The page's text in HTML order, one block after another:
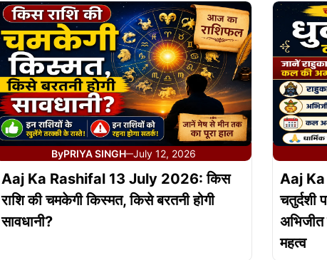
ByPRIYA SINGH—July 12, 2026
Aaj Ka Rashifal 13 July 2026: किस
राशि की चमकेगी किस्मत, किसे बरतनी होगी
सावधानी?
Aaj
चतुर्दशी
अभिजीत
महत्व